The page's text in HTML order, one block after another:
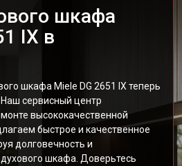
шкафа
IX в
шкафа Miele DG 2651 IX теперь
сервисный центр
высококачественной
быстрое и качественное
долговечность и
шкафа. Доверьтесь